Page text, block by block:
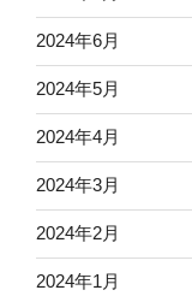
2024年6月
2024年5月
2024年4月
2024年3月
2024年2月
2024年1月